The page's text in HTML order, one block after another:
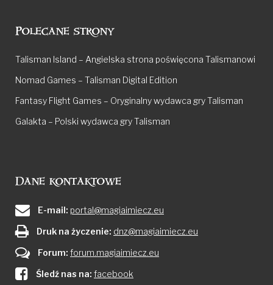
Polecane strony
Talisman Island – Angielska strona poświęcona Talismanowi
Nomad Games – Talisman Digital Edition
Fantasy Flight Games – Oryginalny wydawca gry Talisman
Galakta – Polski wydawca gry Talisman
Dane kontaktowe
E-mail: portal@magiaimiecz.eu
Druk na życzenie: dnz@magiaimiecz.eu
Forum: forum.magiaimiecz.eu
Śledź nas na: facebook